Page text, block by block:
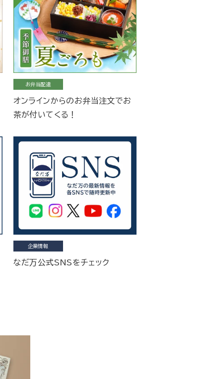
お弁当配達
オンラインからのお弁当注文でお
茶が付いてくる！
企業情報
なだ万公式SNSをチェック